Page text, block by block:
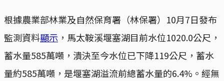
根據農業部林業及自然保育署（林保署）10月7日發布
監測資料顯示 ，馬太鞍溪堰塞湖目前水位1020.0公尺，
蓄水量585萬噸，潰決至今水位已下降119公尺，蓄水
量約585萬噸，是堰塞湖溢流前總蓄水量的6.4%。經無